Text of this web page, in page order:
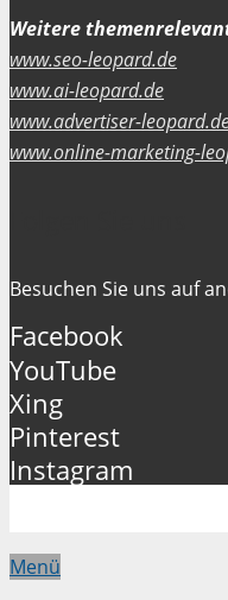
Weitere
www.seo-leopard.de
www.ai-leopard.de
www.advertiser-
www.online-marketing-
Besuchen Sie uns auf
Facebook
YouTube
Xing
Pinterest
Instagram
Menü